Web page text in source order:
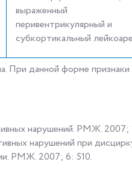
выраженный
перивентрикулярный и
субкортикальный
При данной форме
нарушений. РМЖ. 2007;
нарушений при
РМЖ. 2007; 6: 510.